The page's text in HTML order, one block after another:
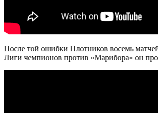
После той ошибки Плотников восемь
Лиги чемпионов против «Марибора» он